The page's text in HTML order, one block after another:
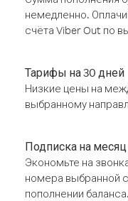
немедленно.
счёта Viber Out по
Тарифы на 30 дней
Низкие цены на
выбранному
Подписка на месяц
Экономьте на
номера выбранной
пополнении